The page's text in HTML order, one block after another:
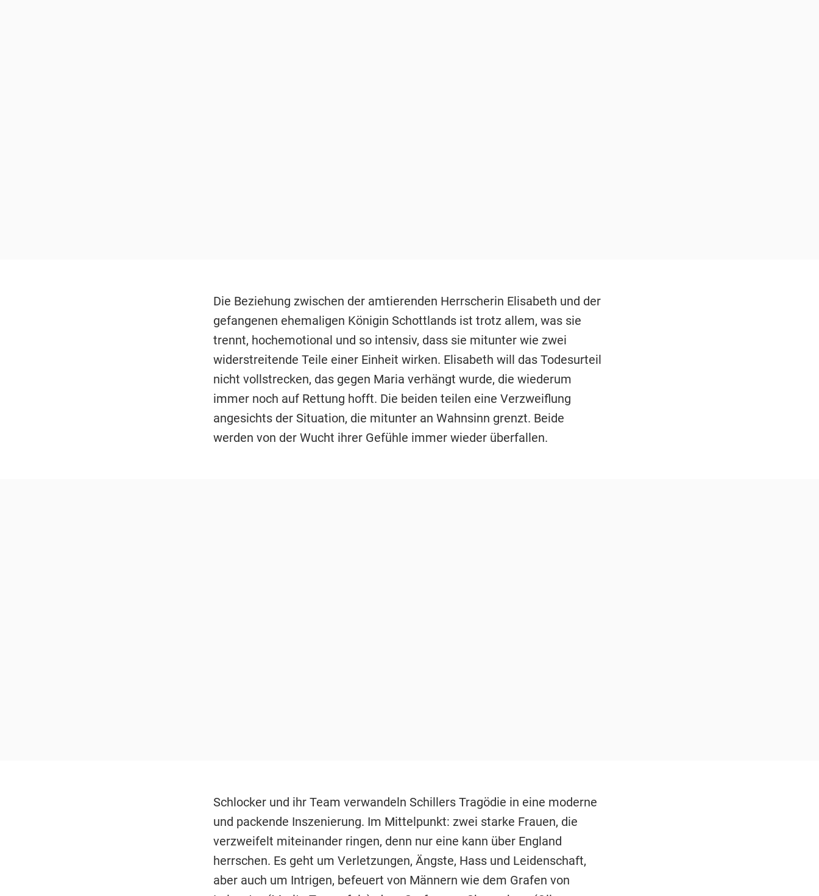
Die Beziehung zwischen der amtierenden Herrscherin Elisabeth und der
gefangenen ehemaligen Königin Schottlands ist trotz allem, was sie
trennt, hochemotional und so intensiv, dass sie mitunter wie zwei
widerstreitende Teile einer Einheit wirken. Elisabeth will das Todesurteil
nicht vollstrecken, das gegen Maria verhängt wurde, die wiederum
immer noch auf Rettung hofft. Die beiden teilen eine Verzweiflung
angesichts der Situation, die mitunter an Wahnsinn grenzt. Beide
werden von der Wucht ihrer Gefühle immer wieder überfallen.
Schlocker und ihr Team verwandeln Schillers Tragödie in eine moderne
und packende Inszenierung. Im Mittelpunkt: zwei starke Frauen, die
verzweifelt miteinander ringen, denn nur eine kann über England
herrschen. Es geht um Verletzungen, Ängste, Hass und Leidenschaft,
aber auch um Intrigen, befeuert von Männern wie dem Grafen von